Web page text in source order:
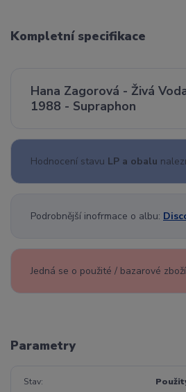
Kompletní specifikace
Hana Zagorová - Živá
1988 - Supraphon
Hodnocení stavu LP a obalu
Podrobnější inofrmace o albu:
Jedná se o použité / bazarové zboží
Parametry
Stav